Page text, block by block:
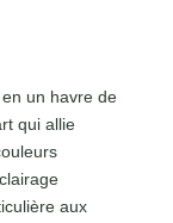
un havre de
qui allie
aux